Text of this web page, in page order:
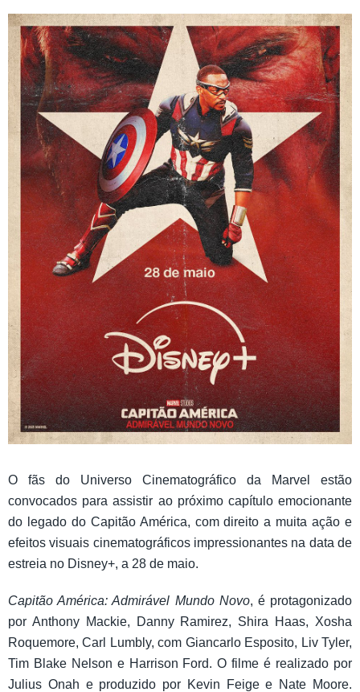
O fãs do Universo Cinematográfico da Marvel estão
convocados para assistir ao próximo capítulo emocionante
do legado do Capitão América, com direito a muita ação e
efeitos visuais cinematográficos impressionantes na data de
estreia no Disney+, a 28 de maio.
Capitão América: Admirável Mundo Novo, é protagonizado
por Anthony Mackie, Danny Ramirez, Shira Haas, Xosha
Roquemore, Carl Lumbly, com Giancarlo Esposito, Liv Tyler,
Tim Blake Nelson e Harrison Ford. O filme é realizado por
Julius Onah e produzido por Kevin Feige e Nate Moore.